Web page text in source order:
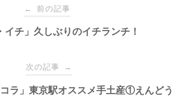
← 前の記事
イチ」久しぶりのイチランチ！
次の記事 →
コラ」東京駅オススメ手土産①えんどう